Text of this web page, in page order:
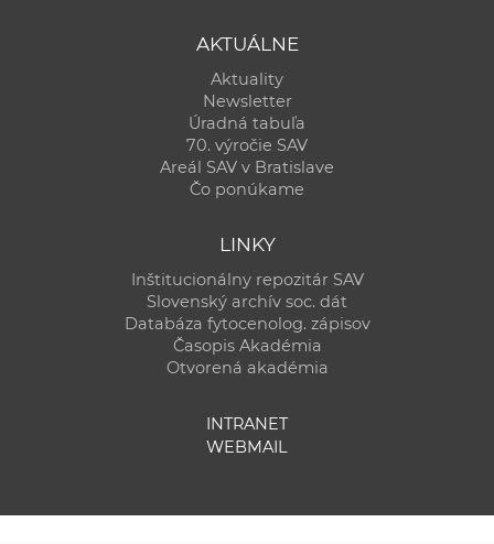
AKTUÁLNE
Aktuality
Newsletter
Úradná tabuľa
70. výročie SAV
Areál SAV v Bratislave
Čo ponúkame
LINKY
Inštitucionálny repozitár SAV
Slovenský archív soc. dát
Databáza fytocenolog. zápisov
Časopis Akadémia
Otvorená akadémia
INTRANET
WEBMAIL